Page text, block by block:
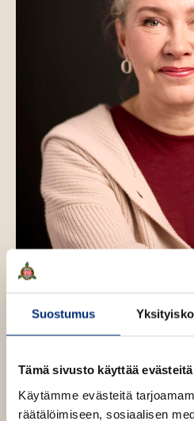
Suostumus
Tämä sivusto käyttää evästeitä
Käytämme evästeitä
räätälöimiseen, sosiaalisen
Kuva: Marjaana